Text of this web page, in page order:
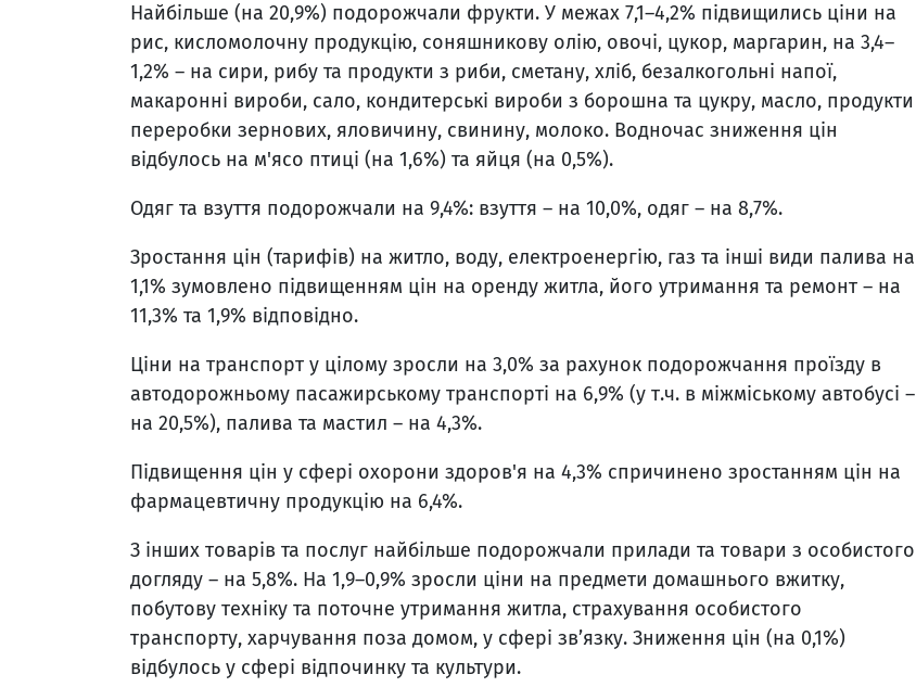
Найбільше (на 20,9%) подорожчали фрукти. У межах 7,1–4,2% підвищились ціни на
рис, кисломолочну продукцію, соняшникову олію, овочі, цукор, маргарин, на 3,4–
1,2% – на сири, рибу та продукти з риби, сметану, хліб, безалкогольні напої,
макаронні вироби, сало, кондитерські вироби з борошна та цукру, масло, продукти
переробки зернових, яловичину, свинину, молоко. Водночас зниження цін
відбулось на м'ясо птиці (на 1,6%) та яйця (на 0,5%).
Одяг та взуття подорожчали на 9,4%: взуття – на 10,0%, одяг – на 8,7%.
Зростання цін (тарифів) на житло, воду, електроенергію, газ та інші види палива на
1,1% зумовлено підвищенням цін на оренду житла, його утримання та ремонт – на
11,3% та 1,9% відповідно.
Ціни на транспорт у цілому зросли на 3,0% за рахунок подорожчання проїзду в
автодорожньому пасажирському транспорті на 6,9% (у т.ч. в міжміському автобусі –
на 20,5%), палива та мастил – на 4,3%.
Підвищення цін у сфері охорони здоров'я на 4,3% спричинено зростанням цін на
фармацевтичну продукцію на 6,4%.
З інших товарів та послуг найбільше подорожчали прилади та товари з особистого
догляду – на 5,8%. На 1,9–0,9% зросли ціни на предмети домашнього вжитку,
побутову техніку та поточне утримання житла, страхування особистого
транспорту, харчування поза домом, у сфері зв’язку. Зниження цін (на 0,1%)
відбулось у сфері відпочинку та культури.